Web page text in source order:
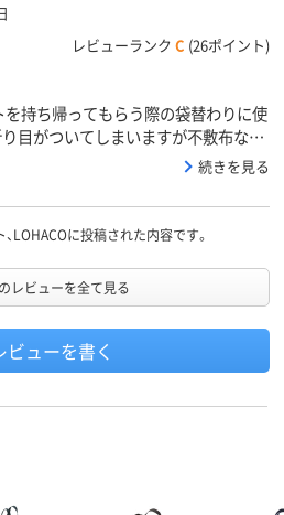
レビューランク C (26ポイント)
持ち帰ってもらう際の袋替わりに使
目がついてしまいますが不敷布なの
続きを見る
LOHACOに投稿された内容です。
レビューを全て見る
ビューを書く